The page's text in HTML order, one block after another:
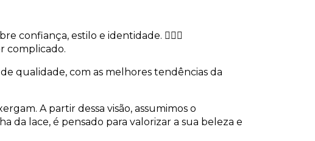
confiança, estilo e identidade. 💁‍♀️✨
complicado.
qualidade, com as melhores tendências da
A partir dessa visão, assumimos o
da lace, é pensado para valorizar a sua beleza e